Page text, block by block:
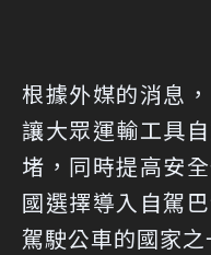
根據外媒的消息
讓大眾運輸工具
堵，同時提高安
國選擇導入自駕
駕駛公車的國家之